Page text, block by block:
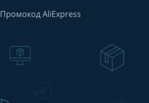
Промокод AliExpress